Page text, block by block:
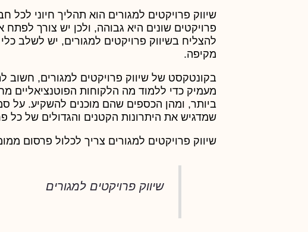
שיווק פרויקטים למגורים הוא תהליך חיוני
פרויקטים שונים היא גבוהה, ולכן יש צורך לפתח
להצליח בשיווק פרויקטים למגורים, יש לשלב
מקיפה.
בקונטקסט של שיווק פרויקטים למגורים,
מעמיק כדי ללמוד מה הלקוחות הפוטנציאליים
ביותר, ומהן הכספים שהם מוכנים להשקיע. על
שמדגיש את היתרונות הקטנים והגדולים של כל
שיווק פרויקטים למגורים צריך לכלול פרסום
שיווק פרויקטים למגורים